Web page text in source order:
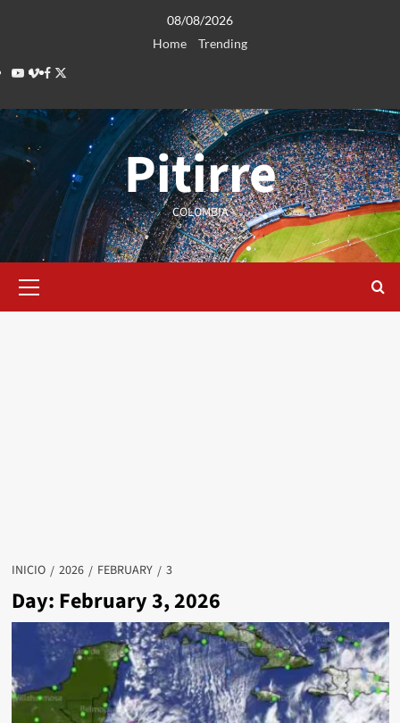
08/08/2026
Home
Trending
Youtube
Vimeo
Facebook
Twitter
Pitirre
COLOMBIA
primario
INICIO 2026 FEBRUARY 3
Day: February 3, 2026